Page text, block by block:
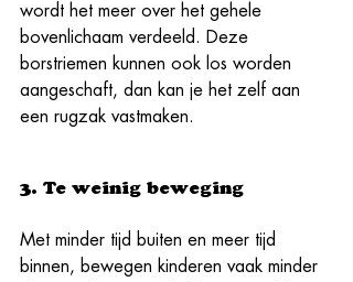
wordt het meer over het gehele
bovenlichaam verdeeld. Deze
borstriemen kunnen ook los worden
aangeschaft, dan kan je het zelf aan
een rugzak vastmaken.
3. Te weinig beweging
Met minder tijd buiten en meer tijd
binnen, bewegen kinderen vaak minder